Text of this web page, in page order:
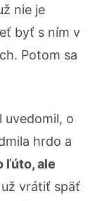
nie je
byť s ním v
Potom sa
uvedomil, o
hrdo a
ľúto, ale
už vrátiť späť